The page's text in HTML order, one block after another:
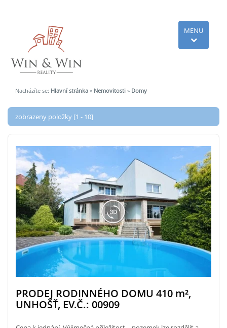
MENU
Nacházíte se: Hlavní stránka » Nemovitosti » Domy
zobrazeny položky [1 - 10]
PRODEJ RODINNÉHO DOMU 410 m²,
UNHOŠŤ, EV.Č.: 00909